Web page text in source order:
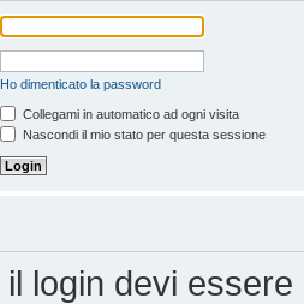
Ho dimenticato la password
Collegami in automatico ad ogni visita
Nascondi il mio stato per questa sessione
login devi